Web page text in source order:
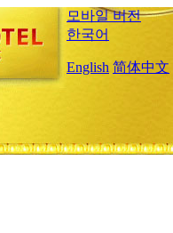
모바일 버전
한국어
English 简体中文